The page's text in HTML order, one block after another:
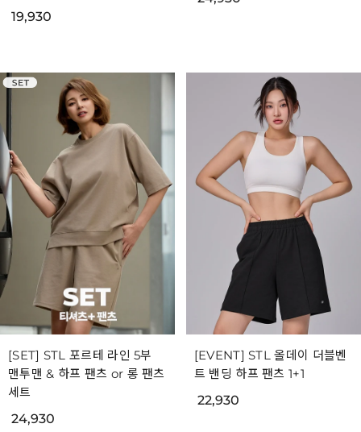
19,930
[SET] STL 포르테 라인 5부
맨투맨 & 하프 팬츠 or 롱 팬츠
세트
24,930
[EVENT] STL 올데이 더블벤
트 밴딩 하프 팬츠 1+1
22,930